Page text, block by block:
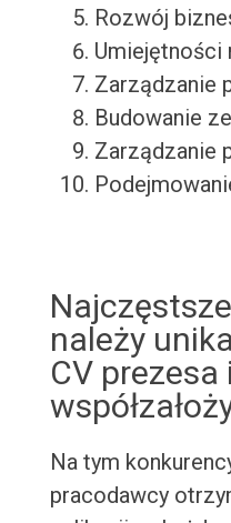
Rozwój
Umiejętności
Zarządzanie
Budowanie
Zarządzanie
należy
CV prezesa i
Na tym
pracodawcy